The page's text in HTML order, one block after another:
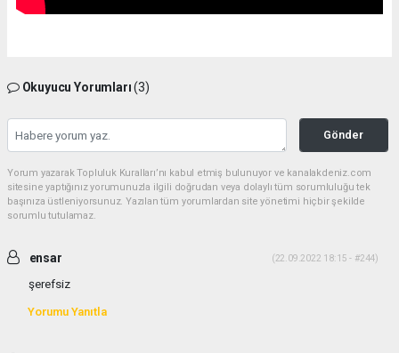
Okuyucu Yorumları(3)
Gönder
Yorum yazarak Topluluk Kuralları’nı kabul etmiş bulunuyor ve kanalakdeniz.com
sitesine yaptığınız yorumunuzla ilgili doğrudan veya dolaylı tüm sorumluluğu tek
başınıza üstleniyorsunuz. Yazılan tüm yorumlardan site yönetimi hiçbir şekilde
sorumlu tutulamaz.
ensar (22.09.2022 18:15 - #244)
şerefsiz
Yorumu Yanıtla